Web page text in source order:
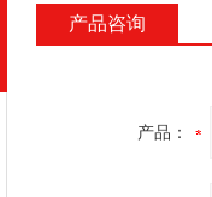
产品咨询
产品：